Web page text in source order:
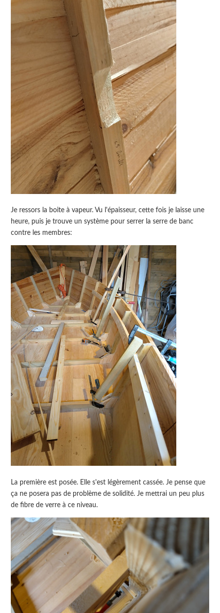
Je ressors la boite à vapeur. Vu l'épaisseur, cette fois je laisse une
heure, puis je trouve un système pour serrer la serre de banc
contre les membres:
La première est posée. Elle s'est légèrement cassée. Je pense que
ça ne posera pas de problème de solidité. Je mettrai un peu plus
de fibre de verre à ce niveau.